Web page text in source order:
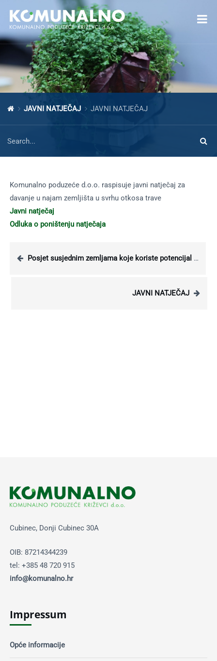
Open toolbar
JAVNI NATJEČAJ JAVNI NATJEČAJ
Komunalno poduzeće d.o.o. raspisuje javni natječaj za
davanje u najam zemljišta u svrhu otkosa trave
Javni natječaj
Odluka o poništenju natječaja
Posjet susjednim zemljama koje koriste potencijal geotermalne energije
JAVNI NATJEČAJ
Cubinec, Donji Cubinec 30A
OIB: 87214344239
tel: +385 48 720 915
info@komunalno.hr
Impressum
Opće informacije